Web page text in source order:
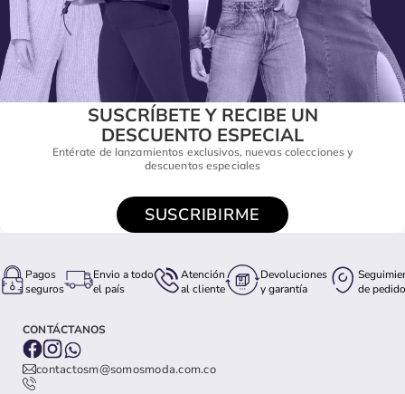
SUSCRÍBETE Y RECIBE UN
DESCUENTO ESPECIAL
Entérate de lanzamientos exclusivos, nuevas colecciones y
descuentos especiales
SUSCRIBIRME
Pagos
seguros
Envio a todo
el país
Atención
al cliente
Devoluciones
y garantía
de pedido
CONTÁCTANOS
contactosm@somosmoda.com.co